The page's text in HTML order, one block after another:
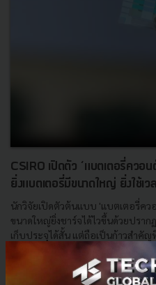
CSIRO เปิดตัว ‘แบตเตอรี่ควอ
ยิ่งแบตเตอรี่มีขนาดใหญ่ ยิ่งใช้เว
นักวิจัยเปิดตัวต้นแบบ 'แบตเตอรี่คว
ขนาดใหญ่ยิ่งชาร์จได้ไวขึ้นด้วยปรา
เก็บประจุได้สั้น แต่ถือเป็นก้าวสำคัญ
| ByTechsauce Team